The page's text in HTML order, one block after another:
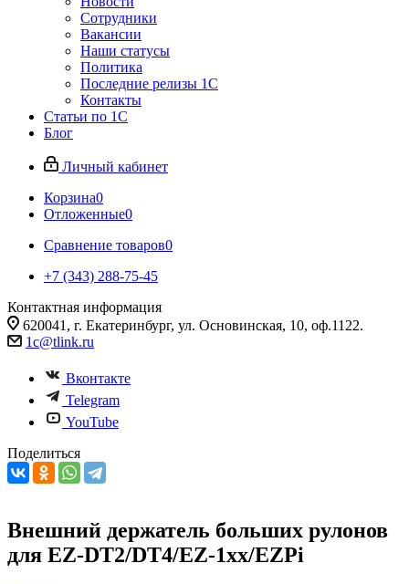
Сотрудники
Вакансии
Наши статусы
Политика
Последние релизы 1C
Контакты
Статьи по 1С
Блог
Личный кабинет
Корзина0
Отложенные0
Сравнение товаров0
+7 (343) 288-75-45
Контактная информация
620041, г. Екатеринбург, ул. Основинская, 10, оф.1122.
1c@tlink.ru
Вконтакте
Telegram
YouTube
Поделиться
Внешний держатель больших рулонов
для EZ-DT2/DT4/EZ-1xx/EZPi